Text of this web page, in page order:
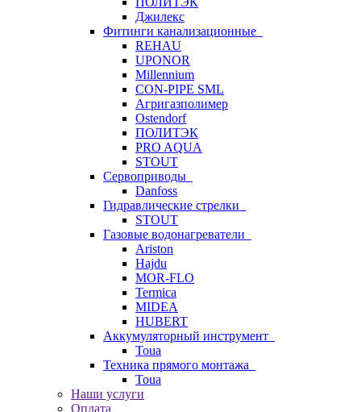
Джилекс
Фитинги канализационные
REHAU
UPONOR
Millennium
CON-PIPE SML
Агригазполимер
Ostendorf
ПОЛИТЭК
PRO AQUA
STOUT
Сервоприводы
Danfoss
Гидравлические стрелки
STOUT
Газовые водонагреватели
Ariston
Hajdu
MOR-FLO
Termica
MIDEA
HUBERT
Аккумуляторный инструмент
Toua
Техника прямого монтажа
Toua
Наши услуги
Оплата